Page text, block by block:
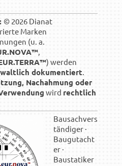
© 2026 Dianat
Marken
(u. a.
,
) werden
dokumentiert.
Nachahmung oder
wird rechtlich
Bausachvers
tändiger ·
Baugutacht
er ·
Baustatiker